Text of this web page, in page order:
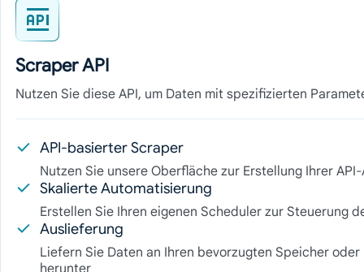
Scraper API
Nutzen Sie diese API, um Daten mit spezifizierten
API-basierter Scraper
Nutzen Sie unsere Oberfläche zur Erstellung Ihrer
Skalierte Automatisierung
Erstellen Sie Ihren eigenen Scheduler zur Steuerung
Auslieferung
Liefern Sie Daten an Ihren bevorzugten Speicher oder
herunter